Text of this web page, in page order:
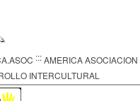
::: AMERICA ASOCIACION
INTERCULTURAL